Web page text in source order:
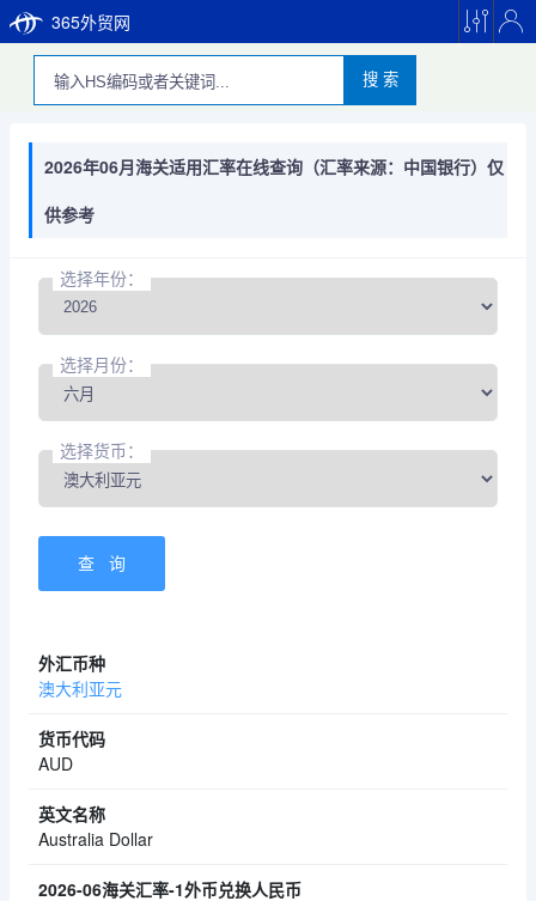
365外贸网
搜 索
2026年06月海关适用汇率在线查询（汇率来源：中国银行）仅
供参考
选择年份：
选择月份：
选择货币：
澳大利亚元
AUD
Australia Dollar